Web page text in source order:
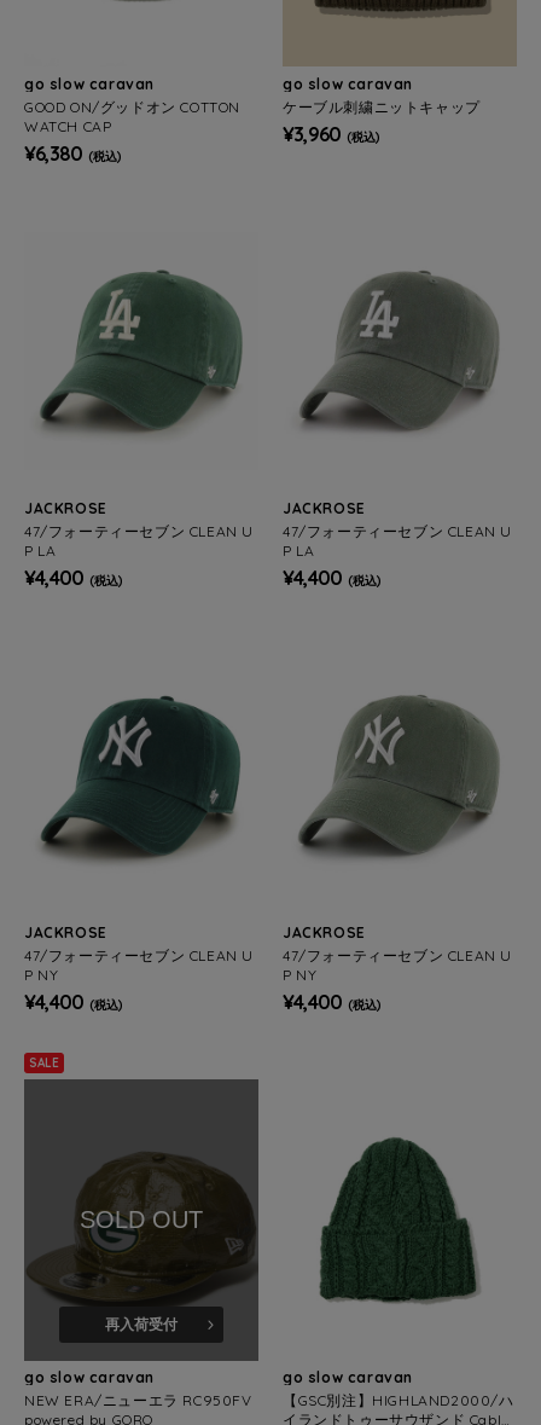
go slow caravan
GOOD ON/グッドオン COTTON
WATCH CAP
¥6,380 (税込)
go slow caravan
ケーブル刺繍ニットキャップ
¥3,960 (税込)
JACKROSE
47/フォーティーセブン CLEAN U
P LA
¥4,400 (税込)
JACKROSE
47/フォーティーセブン CLEAN U
P LA
¥4,400 (税込)
JACKROSE
47/フォーティーセブン CLEAN U
P NY
¥4,400 (税込)
JACKROSE
47/フォーティーセブン CLEAN U
P NY
¥4,400 (税込)
SALE
SOLD OUT
再入荷受付
go slow caravan
NEW ERA/ニューエラ RC950FV
powered by GORO
go slow caravan
【GSC別注】HIGHLAND2000/ハ
イランドトゥーサウザンド Cable